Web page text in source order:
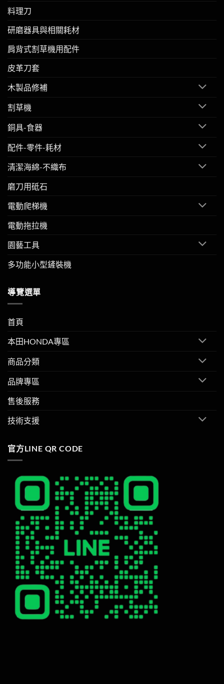
料理刀
研磨器具與相關耗材
肩背式割草機用配件
皮革刀套
木製品修補
割草機
銅具-食器
配件-零件-耗材
清潔海綿-不織布
磨刀用砥石
電動爬梯機
電動拖拉機
園藝工具
多功能小型鏟裝機
導覽選單
首頁
本田HONDA專區
商品分類
品牌專區
售後服務
技術支援
官方LINE QR CODE